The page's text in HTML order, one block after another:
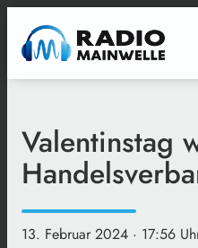
Valentinstag
13. Februar 2024 · 17:56